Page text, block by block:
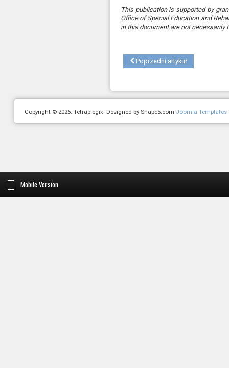
This publication is supported by
Office of Special Education and
in this document are not necessarily
Poprzedni artykuł
Copyright © 2026. Tetraplegik. Designed by Shape5.com Joomla Templates
Mobile Version